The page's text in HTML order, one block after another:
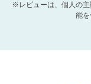
※レビューは、個人の主
能を